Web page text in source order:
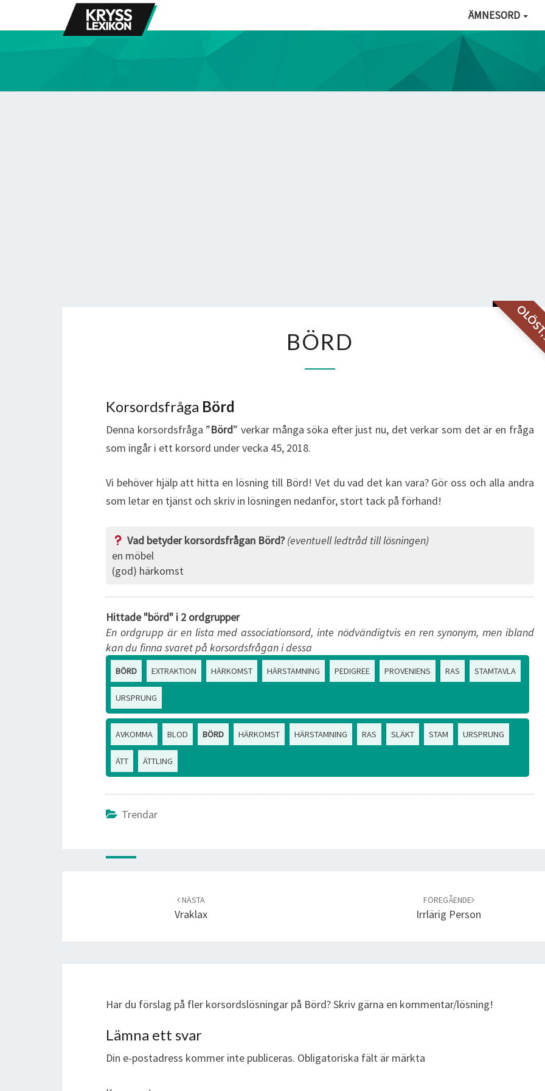
ÄMNESORD
BÖRD
Korsordsfråga Börd
Denna korsordsfråga ”Börd” verkar många söka efter just nu, det verkar som det är en fråga
som ingår i ett korsord under vecka 45, 2018.
Vi behöver hjälp att hitta en lösning till Börd! Vet du vad det kan vara? Gör oss och alla andra
som letar en tjänst och skriv in lösningen nedanför, stort tack på förhand!
Vad betyder korsordsfrågan Börd? (eventuell ledtråd till lösningen)
en möbel
(god) härkomst
Hittade "börd" i 2 ordgrupper
En ordgrupp är en lista med associationsord, inte nödvändigtvis en ren synonym, men ibland
kan du finna svaret på korsordsfrågan i dessa
BÖRD EXTRAKTION HÄRKOMST HÄRSTAMNING PEDIGREE PROVENIENS RAS STAMTAVLA
URSPRUNG
AVKOMMA BLOD BÖRD HÄRKOMST HÄRSTAMNING RAS SLÄKT STAM URSPRUNG
ÄTT ÄTTLING
Trendar
NÄSTA
Vraklax
FÖREGÅENDE
Irrlärig Person
Har du förslag på fler korsordslösningar på Börd? Skriv gärna en kommentar/lösning!
Lämna ett svar
Din e-postadress kommer inte publiceras. Obligatoriska fält är märkta